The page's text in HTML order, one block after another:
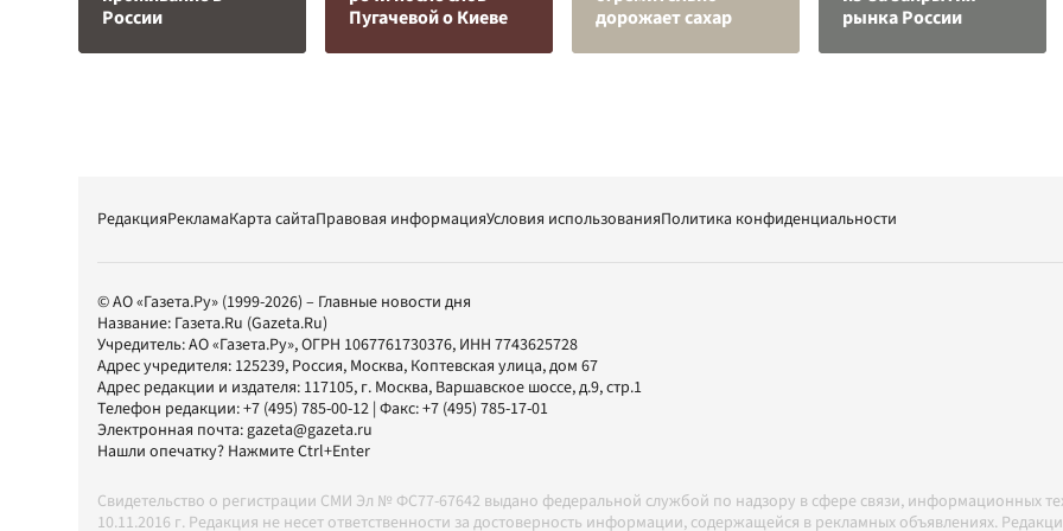
России
Пугачевой о Киеве
дорожает сахар
рынка России
РедакцияРекламаКарта сайтаПравовая информацияУсловия использованияПолитика конфиденциальности
© АО «Газета.Ру» (1999-2026) – Главные новости дня
Название: Газета.Ru (Gazeta.Ru)
Учредитель:АО «Газета.Ру», ОГРН 1067761730376, ИНН 7743625728
Адрес учредителя: 125239, Россия, Москва, Коптевская улица, дом 67
Адрес редакции и издателя: 117105, г. Москва, Варшавское шоссе, д.9, стр.1
Телефон редакции:+7 (495) 785-00-12 | Факс:+7 (495) 785-17-01
Электронная почта:gazeta@gazeta.ru
Нашли опечатку? Нажмите Ctrl+Enter
Свидетельство о регистрации СМИ Эл № ФС77-67642 выдано федеральной службой по надзору в сфере связи, информационных
10.11.2016 г. Редакция не несет ответственности за достоверность информации, содержащейся в рекламных объявлениях.